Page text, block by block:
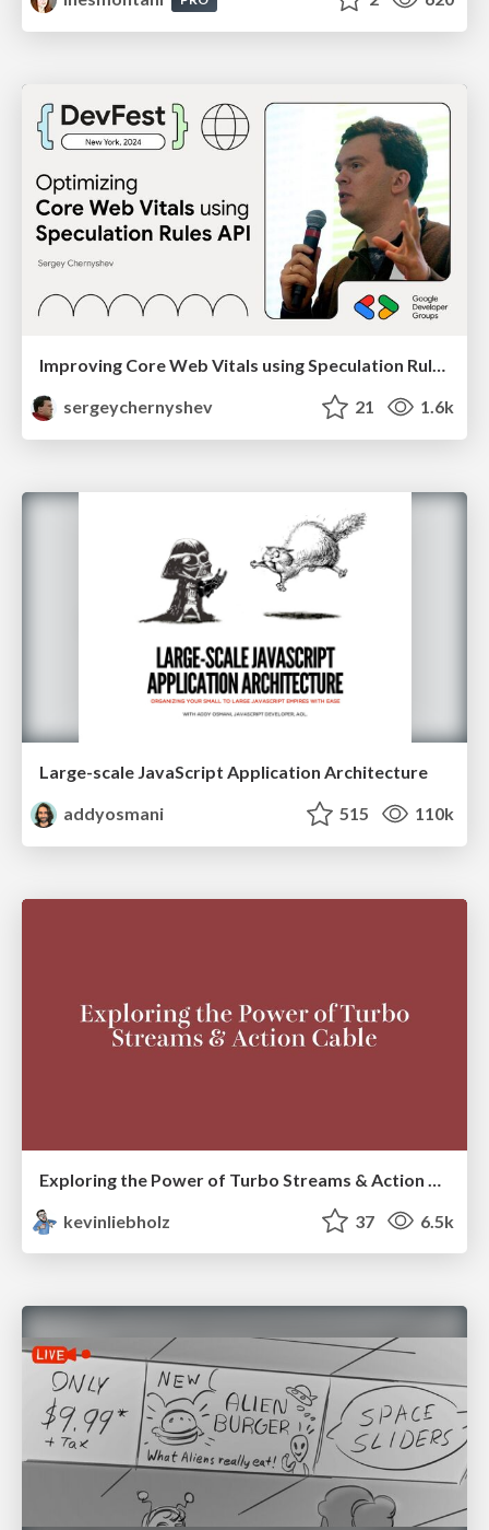
sergeychernyshev
21 1.6k
Large-scale JavaScript Application Architecture
addyosmani
515 110k
kevinliebholz
37 6.5k